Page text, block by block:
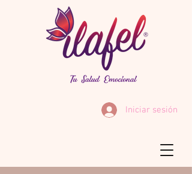
Iniciar sesión